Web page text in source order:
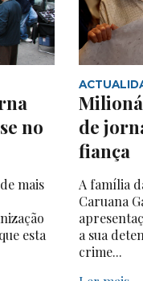
no
mais
esta
de
fiança
A família
Caruana
a sua
crime...